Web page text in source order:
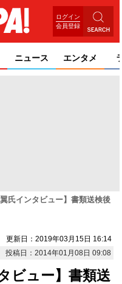
ログイン
会員登録
ニュース エンタメ
翼氏インタビュー】書類送検後
更新日：2019年03月15日 16:14
投稿日：2014年01月08日 09:08
ビュー】書類送